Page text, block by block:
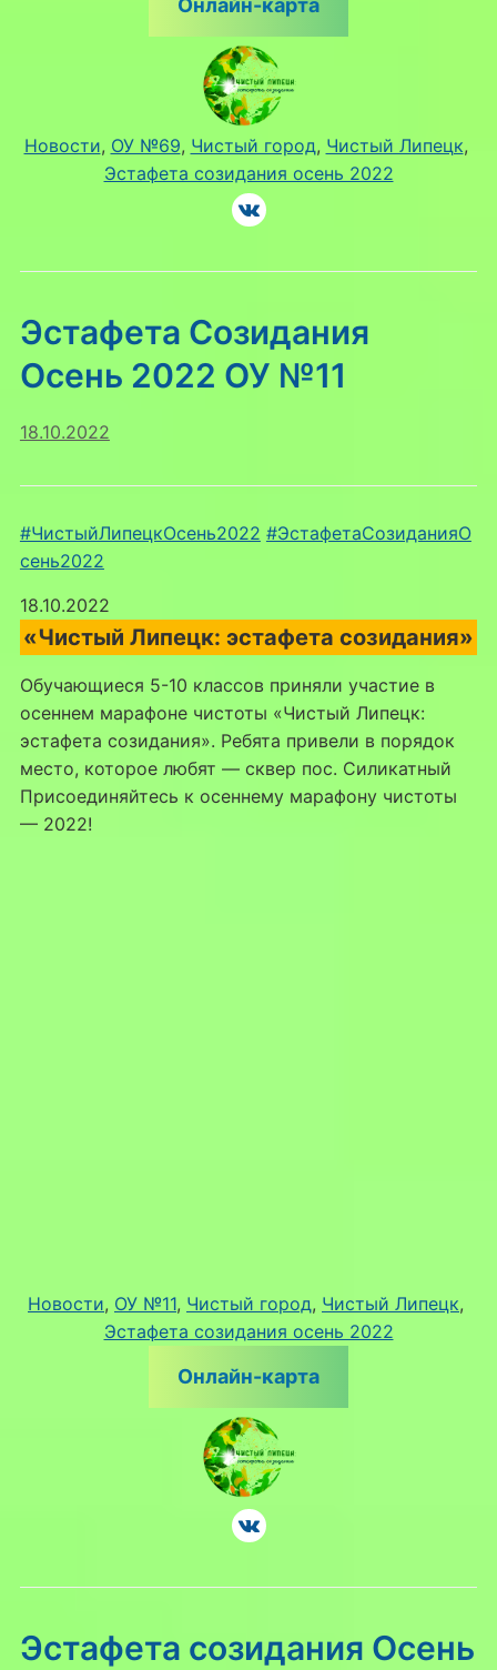
Онлайн-карта
Новости, ОУ №69, Чистый город, Чистый Липецк
Эстафета созидания осень 2022
Эстафета Созидания
Осень 2022 ОУ №11
18.10.2022
#ЧистыйЛипецкОсень2022 #ЭстафетаСозиданияО
сень2022
18.10.2022
«Чистый Липецк: эстафета созидания»
Обучающиеся 5-10 классов приняли участие в
осеннем марафоне чистоты «Чистый Липецк:
эстафета созидания». Ребята привели в порядок
место, которое любят — сквер пос. Силикатный
Присоединяйтесь к осеннему марафону чистоты
— 2022!
Новости, ОУ №11, Чистый город, Чистый Липецк
Эстафета созидания осень 2022
Онлайн-карта
Эстафета созидания Осень